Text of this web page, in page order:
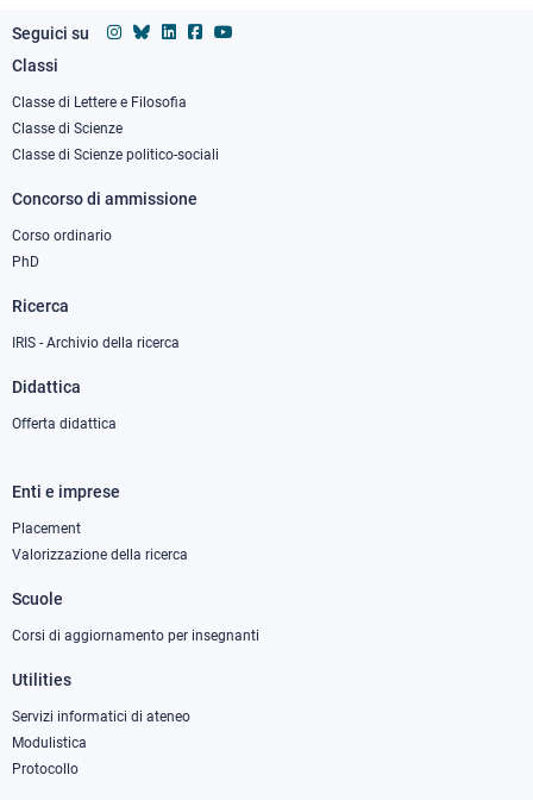
Seguici su
Footer
column
1
Classi
Classe di Lettere e Filosofia
Classe di Scienze
Classe di Scienze politico-sociali
Concorso di ammissione
Corso ordinario
PhD
Ricerca
IRIS - Archivio della ricerca
Didattica
Offerta didattica
Footer
column
Enti e imprese
Placement
Valorizzazione della ricerca
Scuole
Corsi di aggiornamento per insegnanti
Utilities
Servizi informatici di ateneo
Modulistica
Protocollo